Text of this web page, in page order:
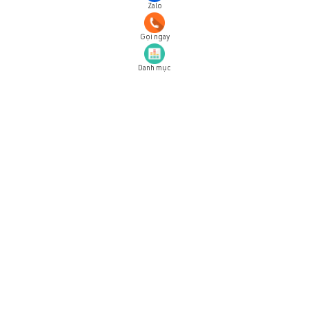
Zalo
Gọi ngay
Danh mục